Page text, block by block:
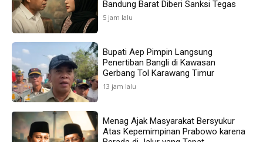
Bandung Barat Diberi Sanksi Tegas
5 jam lalu
Bupati Aep Pimpin Langsung
Penertiban Bangli di Kawasan
Gerbang Tol Karawang Timur
13 jam lalu
Menag Ajak Masyarakat Bersyukur
Atas Kepemimpinan Prabowo karena